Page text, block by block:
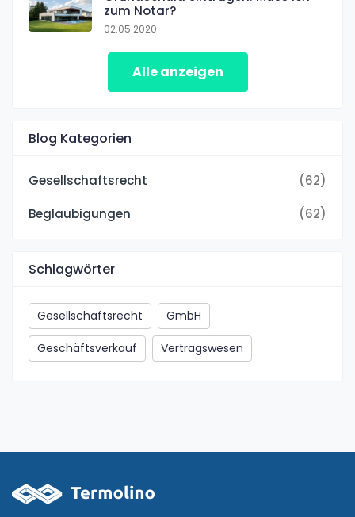
zum Notar?
02.05.2020
Alle anzeigen
Blog Kategorien
Gesellschaftsrecht
(62)
Beglaubigungen
(62)
Schlagwörter
Gesellschaftsrecht GmbH
Geschäftsverkauf Vertragswesen